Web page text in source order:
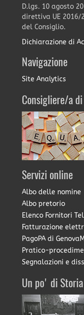
D.lgs. 10 agosto
direttiva UE 2016/
del Consiglio.
Dichiarazione di
Navigazione
Site Analytics
Consigliere/a
Servizi online
Albo delle nomine
Albo pretorio
Elenco Fornitori
Fatturazione
PagoPA di
Pratico-
Segnalazioni e
Un po' di Storia